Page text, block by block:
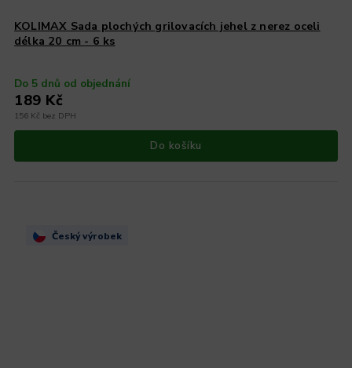
KOLIMAX Sada plochých grilovacích jehel z nerez oceli
délka 20 cm - 6 ks
Do 5 dnů od objednání
156 Kč bez DPH
189 Kč
Do košíku
Český výrobek